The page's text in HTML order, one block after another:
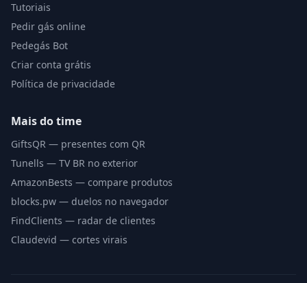
Tutoriais
Pedir gás online
Pedegás Bot
Criar conta grátis
Política de privacidade
Mais do time
GiftsQR — presentes com QR
Tunells — TV BR no exterior
AmazonBests — compare produtos
blocks.pw — duelos no navegador
FindClients — radar de clientes
Claudevid — cortes virais